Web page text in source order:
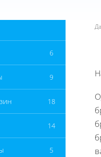
6
9
18
14
5